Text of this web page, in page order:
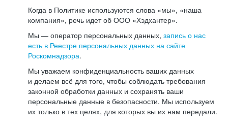
Когда в Политике используются слова «мы», «наша
компания», речь идет об ООО «Хэдхантер».
Мы — оператор персональных данных, запись о нас
есть в Реестре персональных данных на сайте
Роскомнадзора.
Мы уважаем конфиденциальность ваших данных
и делаем всё для того, чтобы соблюдать требования
законной обработки данных и сохранять ваши
персональные данные в безопасности. Мы используем
их только в тех целях, для которых вы их нам передали.